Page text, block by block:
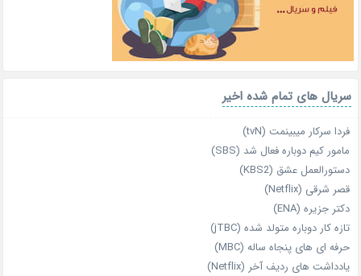
سریال های تمام شده اخیر
فردا سرکار میبینمت (tvN)
مامور کیم دوباره فعال شد (SBS)
دستورالعمل عشق (KBS2)
قصر شرقی (Netflix)
دکتر جزیره (ENA)
تازه‌ کار دوباره‌ متولد شده (jTBC)
حرفه‌ ای‌ های پنجاه‌ ساله (MBC)
یادداشت‌ های ردیف آخر (Netflix)